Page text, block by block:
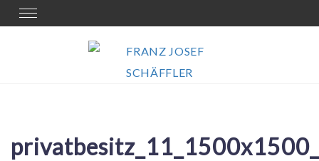
Skip
to
Toggle
navigation